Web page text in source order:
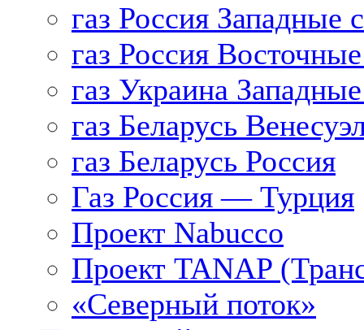
газ Россия Западные
газ Россия
газ Украина
газ Беларусь
газ Беларусь Россия
Газ Россия — Турция
Проект Nabucco
Проект TANAP
«Северный поток»